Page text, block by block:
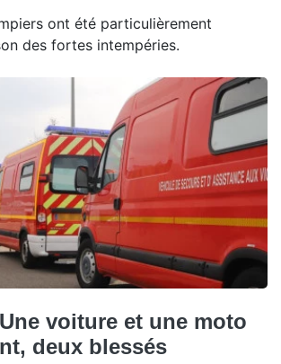
ont été particulièrement
des fortes intempéries.
voiture et une moto
deux blessés